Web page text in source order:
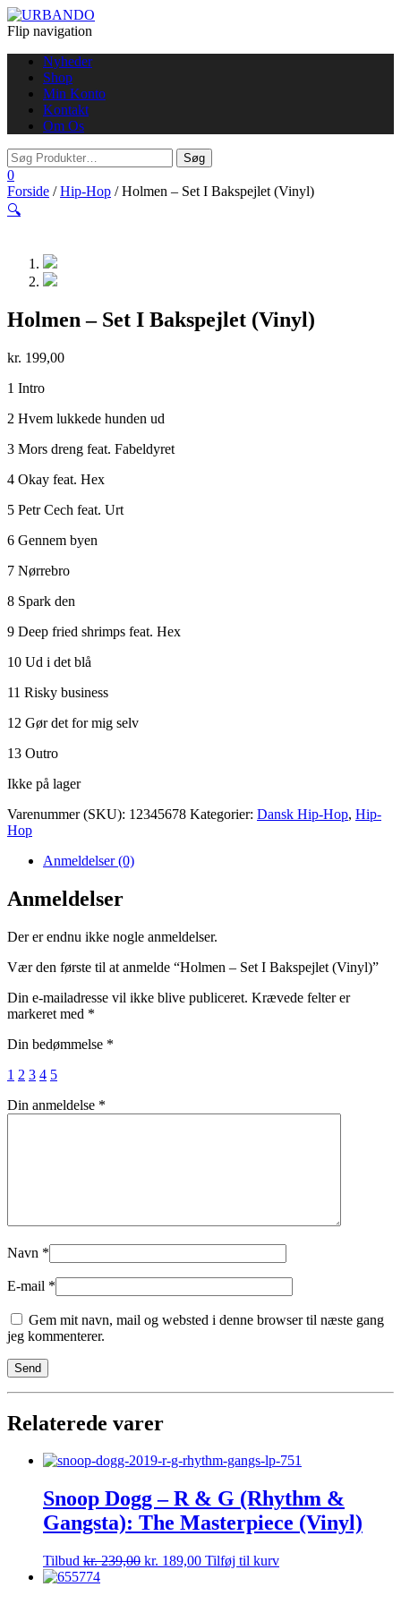
Flip navigation
Nyheder
Shop
Min Konto
Kontakt
Om Os
0
Forside /Hip-Hop / Holmen – Set I Bakspejlet (Vinyl)
🔍
Holmen – Set I Bakspejlet (Vinyl)
kr. 199,00
1 Intro
2 Hvem lukkede hunden ud
3 Mors dreng feat. Fabeldyret
4 Okay feat. Hex
5 Petr Cech feat. Urt
6 Gennem byen
7 Nørrebro
8 Spark den
9 Deep fried shrimps feat. Hex
10 Ud i det blå
11 Risky business
12 Gør det for mig selv
13 Outro
Ikke på lager
Varenummer (SKU): 12345678 Kategorier: Dansk Hip-Hop, Hip-
Hop
Anmeldelser (0)
Anmeldelser
Der er endnu ikke nogle anmeldelser.
Vær den første til at anmelde “Holmen – Set I Bakspejlet (Vinyl)”
Din e-mailadresse vil ikke blive publiceret. Krævede felter er
markeret med *
Din bedømmelse *
1 2 3 4 5
Din anmeldelse *
Navn *
E-mail *
Gem mit navn, mail og websted i denne browser til næste gang
jeg kommenterer.
Relaterede varer
Snoop Dogg – R & G (Rhythm &
Gangsta): The Masterpiece (Vinyl)
Tilbud kr.239,00 kr. 189,00 Tilføj til kurv